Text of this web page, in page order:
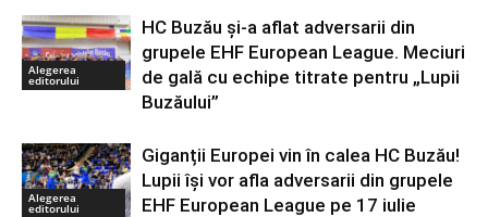
Alegerea
editorului
HC Buzău și-a aflat adversarii din
grupele EHF European League. Meciuri
de gală cu echipe titrate pentru „Lupii
Buzăului”
Alegerea
editorului
Giganții Europei vin în calea HC Buzău!
Lupii își vor afla adversarii din grupele
EHF European League pe 17 iulie